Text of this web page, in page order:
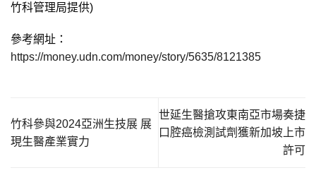
竹科管理局提供)
參考網址：
https://money.udn.com/money/story/5635/8121385
竹科參與2024亞洲生技展 展
現生醫產業實力
世延生醫搶攻東南亞市場奏捷
口腔癌檢測試劑獲新加坡上市
許可